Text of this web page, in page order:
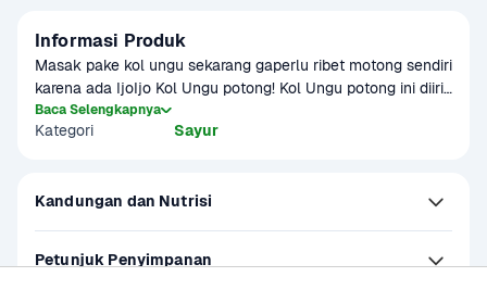
Informasi Produk
Masak pake kol ungu sekarang gaperlu ribet motong sendiri
karena ada IjoIjo Kol Ungu potong! Kol Ungu potong ini diiris
dari kol ungu pilihan yang segar, sehat, renyah dan higienis
pastinya untuk masak lebih praktis.
Baca Selengkapnya
Kategori Sayur
Kandungan dan Nutrisi
Petunjuk Penyimpanan